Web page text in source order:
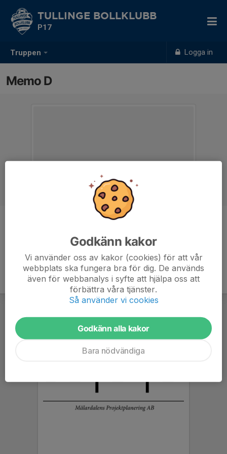
Truppen Logga in
TULLINGE BOLLKLUBB
P17
Memo D
Godkänn kakor
Vi använder oss av kakor (cookies) för att vår
webbplats ska fungera bra för dig. De används
även för webbanalys i syfte att hjälpa oss att
förbättra våra tjänster.
Så använder vi cookies
Godkänn alla kakor
Bara nödvändiga